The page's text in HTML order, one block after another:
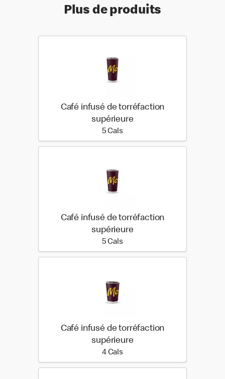
Plus de produits
Café infusé de torréfaction
supérieure
5 Cals5 calories
Café infusé de torréfaction
supérieure
5 Cals5 calories
Café infusé de torréfaction
supérieure
4 Cals4 calories